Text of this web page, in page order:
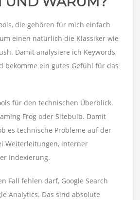
die gehören für mich einfach
einen natürlich die Klassiker wie
Damit analysiere ich Keywords,
bekomme ein gutes Gefühl für das
für den technischen Überblick.
Frog oder Sitebulb. Damit
es technische Probleme auf der
Weiterleitungen, interner
Indexierung.
Fall fehlen darf, Google Search
Analytics. Das sind absolute